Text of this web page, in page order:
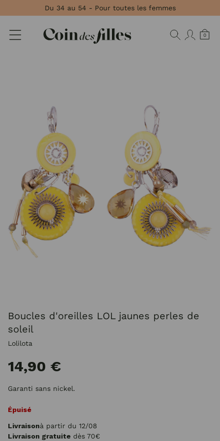
Du 34 au 54 - Pour toutes les femmes
0
Boucles d'oreilles LOL jaunes perles de
soleil
Lolilota
14,90 €
Garanti sans nickel.
Épuisé
Livraisonà partir du 12/08
Livraison gratuite dès 70€
Panneau de gestion des cookies